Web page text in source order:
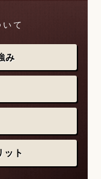
て
み
ット